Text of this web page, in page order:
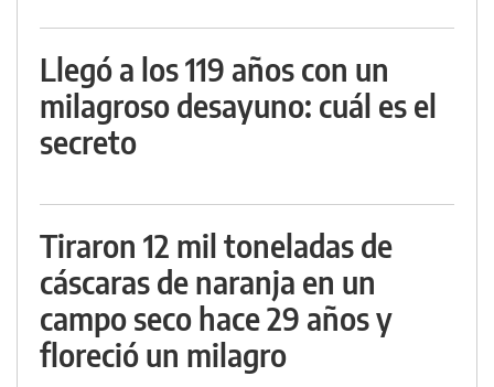
Llegó a los 119 años con un
milagroso desayuno: cuál es el
secreto
Tiraron 12 mil toneladas de
cáscaras de naranja en un
campo seco hace 29 años y
floreció un milagro